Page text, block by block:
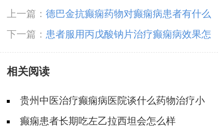
上一篇： 德巴金抗癫痫药物对癫痫病患者有什么
作用呢
下一篇： 患者服用丙戊酸钠片治疗癫痫病效果怎
么样呢
相关阅读
贵州中医治疗癫痫病医院谈什么药物治疗小
儿癫痫病好?
癫痫患者长期吃左乙拉西坦会怎么样